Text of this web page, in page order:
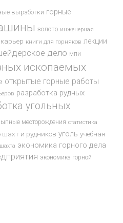
выработки горные
золото инженерная
карьер книги для горняков лекции
дело мпи
ископаемых
открытые горные работы
разработка рудных
угольных
месторождения статистика
шахт и рудников уголь учебная
шахта экономика горного дела
экономика горной